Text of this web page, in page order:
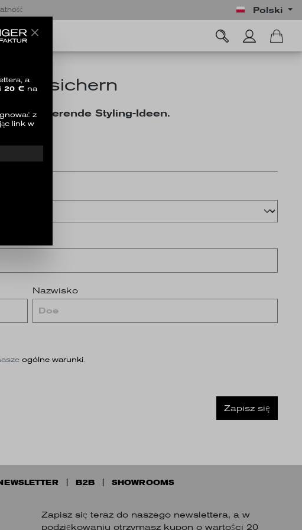
Polski
sichern
inspirierende Styling-Ideen.
Nazwisko
ogólne warunki.
Zapisz się
B2B SHOWROOMS
Zapisz się teraz do naszego newslettera, a w
podziękowaniu otrzymasz kupon o wartości 20
a
20 € na
z
link w